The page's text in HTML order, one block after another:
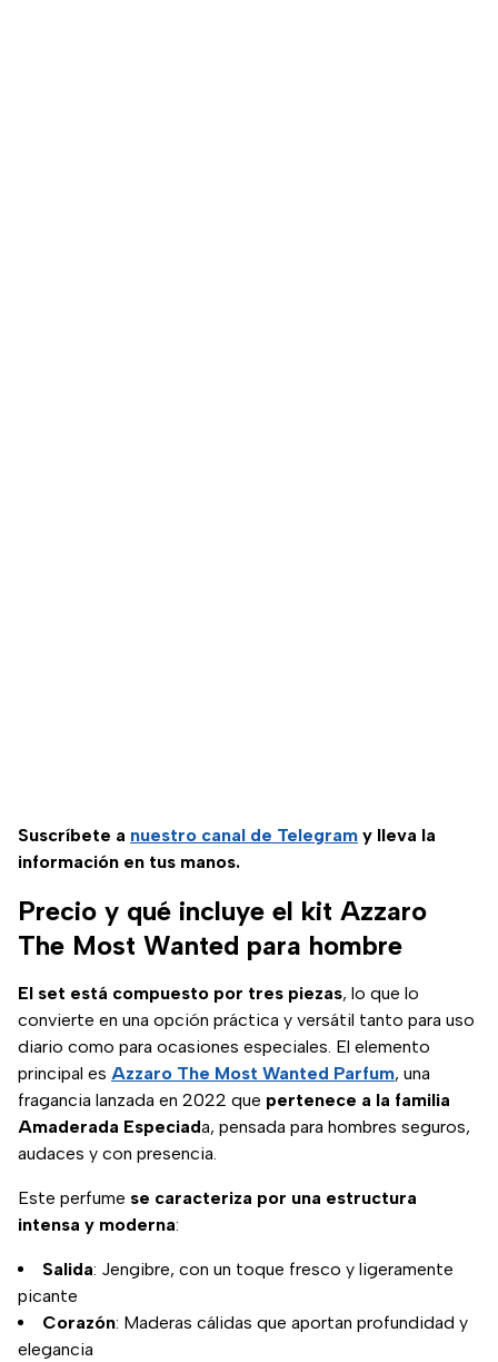
Suscríbete a nuestro canal de Telegram y lleva la
información en tus manos.
Precio y qué incluye el kit Azzaro
The Most Wanted para hombre
El set está compuesto por tres piezas, lo que lo
convierte en una opción práctica y versátil tanto para uso
diario como para ocasiones especiales. El elemento
principal es Azzaro The Most Wanted Parfum, una
fragancia lanzada en 2022 que pertenece a la familia
Amaderada Especiada, pensada para hombres seguros,
audaces y con presencia.
Este perfume se caracteriza por una estructura
intensa y moderna:
Salida: Jengibre, con un toque fresco y ligeramente
picante
Corazón: Maderas cálidas que aportan profundidad y
elegancia